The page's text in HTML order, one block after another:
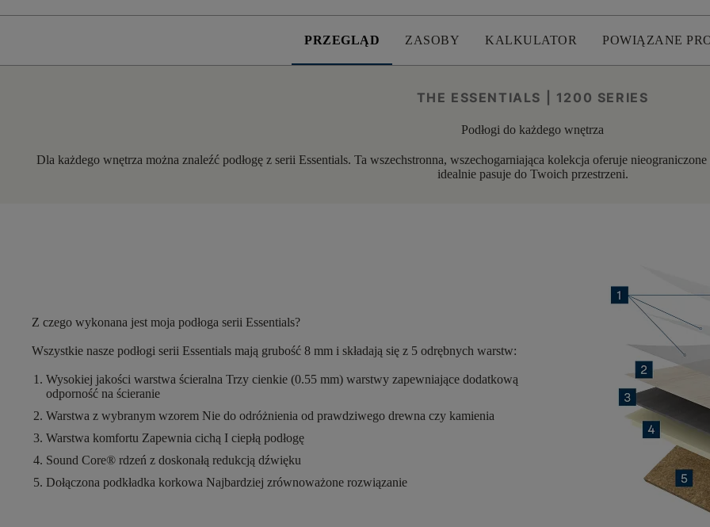
PRZEGLĄD ZASOBY KALKULATOR POWIĄZANE
THE ESSENTIALS | 1200 SERIES
Podłogi do każdego wnętrza
Dla każdego wnętrza można znaleźć podłogę z serii Essentials. Ta wszechstronna, wszechogarniająca kolekcja oferuje
idealnie pasuje do Twoich przestrzeni.
Z czego wykonana jest moja podłoga serii Essentials?
Wszystkie nasze podłogi serii Essentials mają grubość 8 mm i składają się z 5 odrębnych warstw:
Wysokiej jakości warstwa ścieralna Trzy cienkie (0.55 mm) warstwy zapewniające dodatkową
odporność na ścieranie
Warstwa z wybranym wzorem Nie do odróżnienia od prawdziwego drewna czy kamienia
Warstwa komfortu Zapewnia cichą I ciepłą podłogę
Sound Core® rdzeń z doskonałą redukcją dźwięku
Dołączona podkładka korkowa Najbardziej zrównoważone rozwiązanie